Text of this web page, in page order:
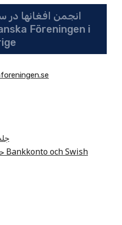
انجمن افغانها
حساب بانکی انجمن Bankkonto och Swish